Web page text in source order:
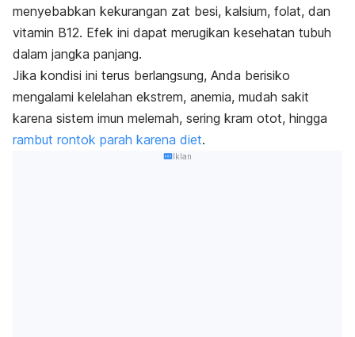
menyebabkan kekurangan zat besi, kalsium, folat, dan
vitamin B12. Efek ini dapat merugikan kesehatan tubuh
dalam jangka panjang.
Jika kondisi ini terus berlangsung, Anda berisiko
mengalami kelelahan ekstrem, anemia, mudah sakit
karena sistem imun melemah, sering kram otot, hingga
rambut rontok parah karena diet.
Iklan